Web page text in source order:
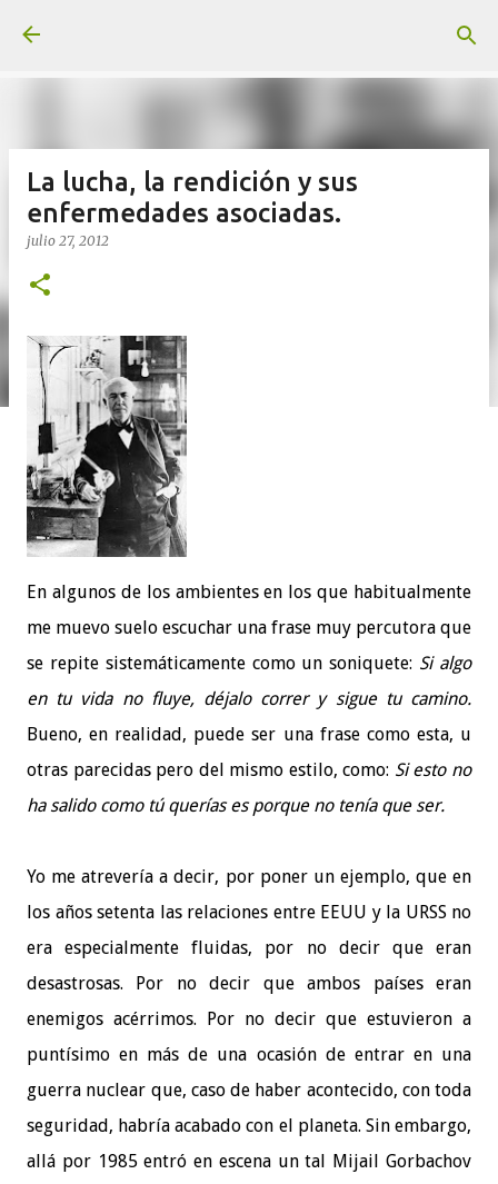
La lucha, la rendición y sus
enfermedades asociadas.
julio 27, 2012
En algunos de los ambientes en los que habitualmente
me muevo suelo escuchar una frase muy percutora que
se repite sistemáticamente como un soniquete: Si algo
en tu vida no fluye, déjalo correr y sigue tu camino.
Bueno, en realidad, puede ser una frase como esta, u
otras parecidas pero del mismo estilo, como: Si esto no
ha salido como tú querías es porque no tenía que ser.
Yo me atrevería a decir, por poner un ejemplo, que en
los años setenta las relaciones entre EEUU y la URSS no
era especialmente fluidas, por no decir que eran
desastrosas. Por no decir que ambos países eran
enemigos acérrimos. Por no decir que estuvieron a
puntísimo en más de una ocasión de entrar en una
guerra nuclear que, caso de haber acontecido, con toda
seguridad, habría acabado con el planeta. Sin embargo,
allá por 1985 entró en escena un tal Mijail Gorbachov